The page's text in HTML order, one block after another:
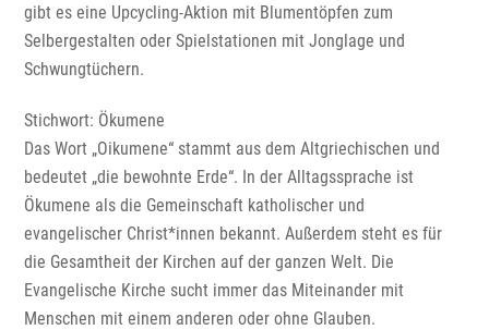
gibt es eine Upcycling-Aktion mit Blumentöpfen zum
Selbergestalten oder Spielstationen mit Jonglage und
Schwungtüchern.
Stichwort: Ökumene
Das Wort „Oikumene“ stammt aus dem Altgriechischen und
bedeutet „die bewohnte Erde“. In der Alltagssprache ist
Ökumene als die Gemeinschaft katholischer und
evangelischer Christ*innen bekannt. Außerdem steht es für
die Gesamtheit der Kirchen auf der ganzen Welt. Die
Evangelische Kirche sucht immer das Miteinander mit
Menschen mit einem anderen oder ohne Glauben.